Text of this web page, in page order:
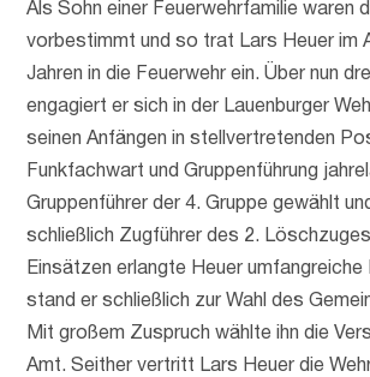
Als Sohn einer Feuerwehrfamilie waren
vorbestimmt und so trat Lars Heuer im
Jahren in die Feuerwehr ein. Über nun
engagiert er sich in der Lauenburger
seinen Anfängen in stellvertretenden
Funkfachwart und Gruppenführung
Gruppenführer der 4. Gruppe gewählt
schließlich Zugführer des 2.
Einsätzen erlangte Heuer umfangreiche
stand er schließlich zur Wahl des
Mit großem Zuspruch wählte ihn die
Amt. Seither vertritt Lars Heuer die